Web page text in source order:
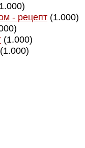
- рецепт (1.000)
(1.000)
(1.000)